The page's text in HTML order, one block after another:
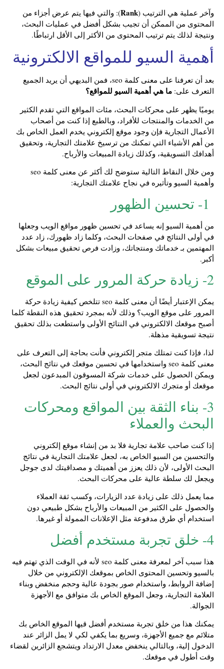
وآخر عملية هي الترتيب (Rank): والتي فيها يتم عرض أجزاء من
المحتوى من الممكن أن تجيب بشكل أفضل في عمليات البحث،
ونتيجة لذلك يتم ترتيب المحتوى من الأكثر إلى الأقل ارتباطًا.
أهمية السيو للمواقع الالكترونية
بعد أن تعرفنا على معنى كلمة seo، فمن البديهي أن يريد الجميع
التعرف على: ما هي أهمية السيو للمواقع؟
يوميًا يظهر على محركات البحث، مئات المواقع التي تقدم الكثير
من الخدمات والمنتجات للأفراد، وبالطبع إذا كنت من أصحاب
الأعمال التجارية فإن وجود موقع إلكتروني يخدم العمل الخاص بك
من أهم الأشياء التي تمكنك من ترسيخ علامتك التجارية، وتحقيق
أهدافك التسويقية، وكذلك زيادة المبيعات والأرباح.
ومن خلال النقاط التالية ستوضح لك أكثر عن معنى كلمة seo
وأهمية السيو وتأثيره في نجاح علامتك التجارية:
من أهمية السيو إنه يساعد في تحسين ظهور مواقع الويب وجعلها
في أولى النتائج في صفحات البحث، وكلما زاد ظهورك، زاد عدد
المهتمين بـ خدماتك ومنتجاتك، وزادت فرص تحقيق مبيعات بشكل
أكبر.
2- زيادة حركة المرور على الموقع
يمكن الإعتبار أيضًا أن معنى كلمة seo تتلخص كيفية زيادة حركة
المرور على موقع الويب؟ وذلك لأنه بمجرد تحقيق هذه النقطة كلما
أصبح موقعك الالكتروني في النتائج الأولى واستطعت بذلك تحقيق
نتيجة تسويقية مذهلة.
لذا، فإذا كنت تمتلك متجر إلكتروني فأنت بحاجة إلى التعرف على
معنى كلمة seo واستخدامها في تحسين موقعك في نتائج البحث،
ويمكن الحصول على خدمات شركة المسوقون المبدعون لجعل
موقعك أو متجرك الالكتروني في أولى نتائج البحث.
3- بناء الثقة بين المواقع ومحركات
البحث والعملاء
إذا كنت صاحب علامة تجارية فلا بد من إنشاء موقع إلكتروني
والتحسين من السيو الخاص به، لجعل علامتك التجارية في نتائج
البحث الأولى، لأن ذلك يعزز من أهميتك و مصداقيتك لدى جوجل
ويجعل لك سلطة عالية على محركات البحث.
مما يعمل ذلك على زيادة عدد الزيارات، وكسب ثقة العملاء
والحصول على الكثير من المبيعات والأرباح بشكل طبيعي دون
استخدام أي طرق مدفوعة مثل الإعلانات الممولة أو غيرها.
4- خلق تجربة مستخدم أفضل
هذا سبب آخر لمعرفة معنى كلمة seo لأنه في الوقت الذي تهتم فيه
بالسيو وتحسين المحتوى الخاص بموقعك الإلكتروني من خلال
إضافة الروابط، واستخدام صور بجودة عالية وحجم منخفض وبناء
العلامة التجارية، وجعل الموقع الخاص بك متوافق مع الأجهزة
الجوالة.
يمكنك هذا من خلق تجربة مستخدم أفضل قيها الموقع الخاص بك
متلائم مع جميع الأجهزة، وسريع بما يكفي لكي لا يمل الزائر عند
الدخول إلية، وبالتالي ينخفض معدل الارتداد ويتشجع الزائرين لقضاء
وقت أطول في موقعك.